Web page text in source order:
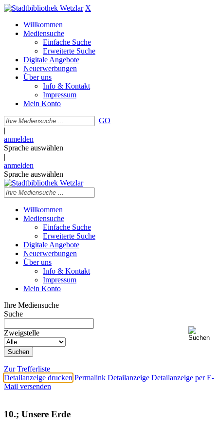
X
Willkommen
Mediensuche
Einfache Suche
Erweiterte Suche
Digitale Angebote
Neuerwerbungen
Über uns
Info & Kontakt
Impressum
Mein Konto
GO
|
anmelden
Sprache auswählen
|
anmelden
Sprache auswählen
Willkommen
Mediensuche
Einfache Suche
Erweiterte Suche
Digitale Angebote
Neuerwerbungen
Über uns
Info & Kontakt
Impressum
Mein Konto
Ihre Mediensuche
Suche
Zweigstelle
Zur Trefferliste
Detailanzeige drucken Permalink Detailanzeige Detailanzeige per E-
Mail versenden
10.; Unsere Erde